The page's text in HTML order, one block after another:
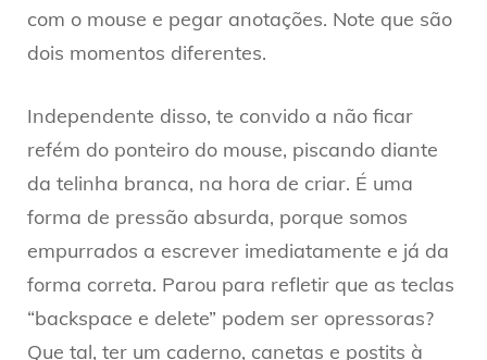
com o mouse e pegar anotações. Note que são
dois momentos diferentes.
Independente disso, te convido a não ficar
refém do ponteiro do mouse, piscando diante
da telinha branca, na hora de criar. É uma
forma de pressão absurda, porque somos
empurrados a escrever imediatamente e já da
forma correta. Parou para refletir que as teclas
“backspace e delete” podem ser opressoras?
Que tal, ter um caderno, canetas e postits à